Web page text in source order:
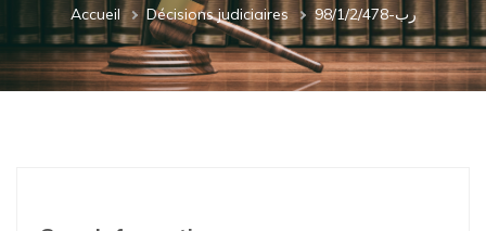
Fil
d'Ariane
Accueil Décisions judiciaires 98/1/2/478-رب